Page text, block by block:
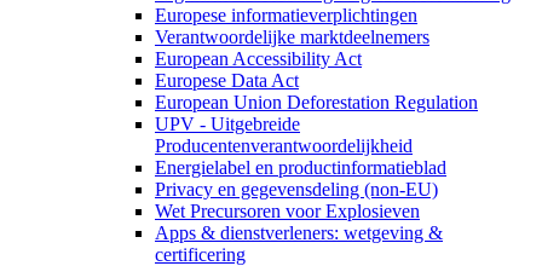
Europese informatieverplichtingen
Verantwoordelijke marktdeelnemers
European Accessibility Act
Europese Data Act
European Union Deforestation Regulation
UPV - Uitgebreide
Producentenverantwoordelijkheid
Energielabel en productinformatieblad
Privacy en gegevensdeling (non-EU)
Wet Precursoren voor Explosieven
Apps & dienstverleners: wetgeving &
certificering